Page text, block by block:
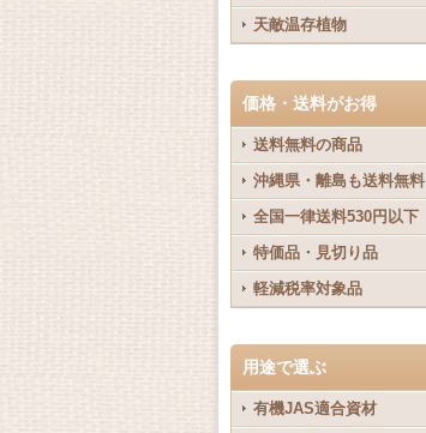
天敵温存植物
価格・送料がお得
送料無料の商品
沖縄県・離島も送料無料
全国一律送料530円以下
特価品・見切り品
軽減税率対象品
用途で選ぶ
有機JAS適合資材